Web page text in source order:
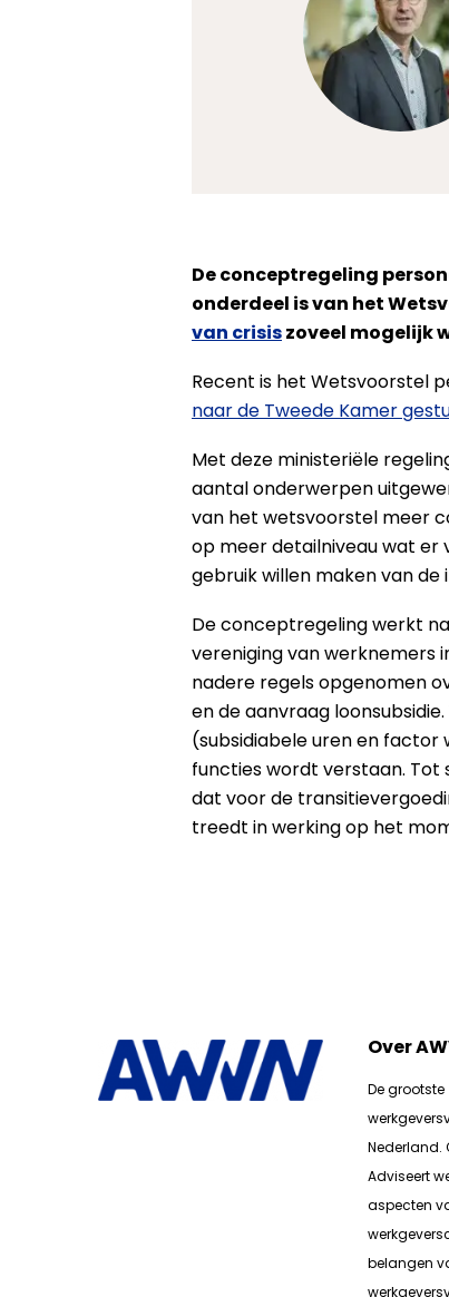
De conceptregeling
onderdeel is van het
van crisiszoveel mogelijk
Recent is het Wetsvoorstel
naar de Tweede Kamer
Met deze ministeriële
aantal onderwerpen
van het wetsvoorstel meer
op meer detailniveau wat er
gebruik willen maken van
De conceptregeling werkt
vereniging van werknemers
nadere regels opgenomen
en de aanvraag
(subsidiabele uren en
functies wordt verstaan. Tot
dat voor de
treedt in werking op het
Over
De grootste
Nederland.
Adviseert
aspecten
belangen